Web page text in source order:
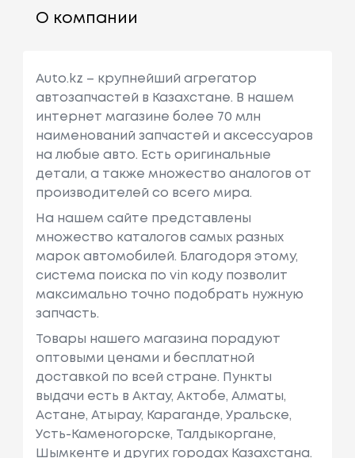
О компании
Auto.kz – крупнейший агрегатор
автозапчастей в Казахстане. В нашем
интернет магазине более 70 млн
наименований запчастей и аксессуаров
на любые авто. Есть оригинальные
детали, а также множество аналогов от
производителей со всего мира.
На нашем сайте представлены
множество каталогов самых разных
марок автомобилей. Благодоря этому,
система поиска по vin коду позволит
максимально точно подобрать нужную
запчасть.
Товары нашего магазина порадуют
оптовыми ценами и бесплатной
доставкой по всей стране. Пункты
выдачи есть в Актау, Актобе, Алматы,
Астане, Атырау, Караганде, Уральске,
Усть-Каменогорске, Талдыкоргане,
Шымкенте и других городах Казахстана.